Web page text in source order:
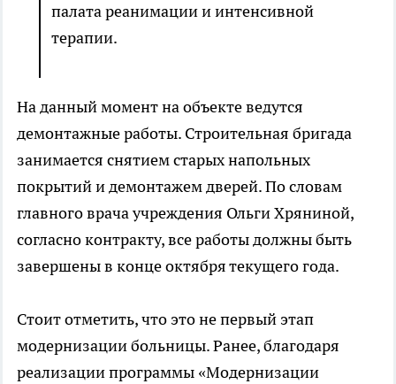
палата реанимации и интенсивной
терапии.
На данный момент на объекте ведутся
демонтажные работы. Строительная бригада
занимается снятием старых напольных
покрытий и демонтажем дверей. По словам
главного врача учреждения Ольги Хряниной,
согласно контракту, все работы должны быть
завершены в конце октября текущего года.
Стоит отметить, что это не первый этап
модернизации больницы. Ранее, благодаря
реализации программы «Модернизации